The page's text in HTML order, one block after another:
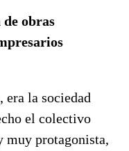
de obras
era la sociedad
el colectivo
muy protagonista,